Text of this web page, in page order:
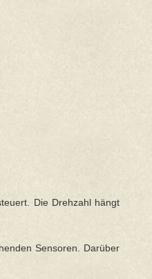
Die Drehzahl hängt
Sensoren. Darüber